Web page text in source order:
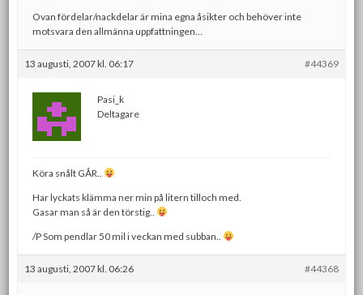
Ovan fördelar/nackdelar är mina egna åsikter och behöver inte
motsvara den allmänna uppfattningen…
13 augusti, 2007 kl. 06:17 #44369
Pasi_k
Deltagare
Köra snålt GÅR..
Har lyckats klämma ner min på litern tilloch med.
Gasar man så är den törstig..
/P Som pendlar 50 mil i veckan med subban..
13 augusti, 2007 kl. 06:26 #44368